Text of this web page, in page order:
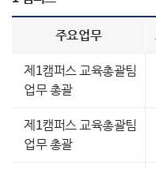
주요업무
제1캠퍼스 교육총괄팀
업무 총괄
제1캠퍼스 교육총괄팀
업무 총괄